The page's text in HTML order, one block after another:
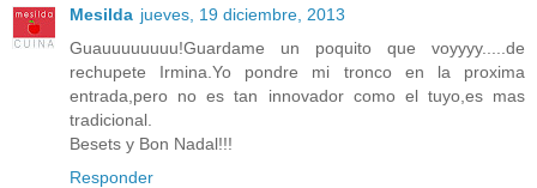
Mesilda jueves, 19 diciembre, 2013
Guauuuuuuuu!Guardame un poquito que voyyyy.....de
rechupete Irmina.Yo pondre mi tronco en la proxima
entrada,pero no es tan innovador como el tuyo,es mas
tradicional.
Besets y Bon Nadal!!!
Responder